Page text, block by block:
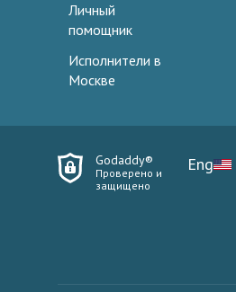
Личный
помощник
Исполнители в
Москве
Godaddy®
Проверено и
защищено
Eng